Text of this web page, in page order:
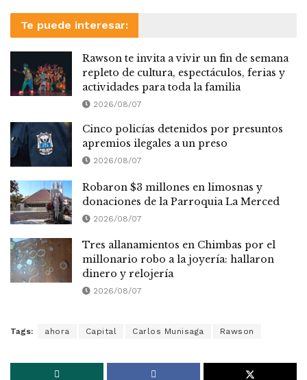
Te puede interesar:
Rawson te invita a vivir un fin de semana
repleto de cultura, espectáculos, ferias y
actividades para toda la familia
2026/08/07
Cinco policías detenidos por presuntos
apremios ilegales a un preso
2026/08/07
Robaron $3 millones en limosnas y
donaciones de la Parroquia La Merced
2026/08/07
Tres allanamientos en Chimbas por el
millonario robo a la joyería: hallaron
dinero y relojería
2026/08/07
Tags: ahora Capital Carlos Munisaga Rawson